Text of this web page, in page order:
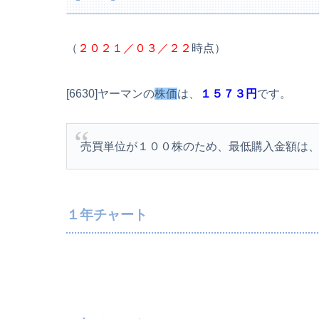
（ ２０２１／０３／２２ 時点）
[6630]ヤーマンの株価は、 １５７３円 です。
売買単位が１００株のため、最低購入金額は
１年チャート